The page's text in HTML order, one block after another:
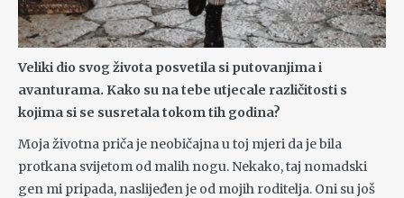
Veliki dio svog života posvetila si putovanjima i
avanturama. Kako su na tebe utjecale različitosti s
kojima si se susretala tokom tih godina?
Moja životna priča je neobičajna u toj mjeri da je bila
protkana svijetom od malih nogu. Nekako, taj nomadski
gen mi pripada, naslijeđen je od mojih roditelja. Oni su još